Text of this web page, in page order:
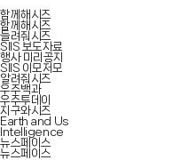
함께해시즈
함께해시즈
들려줘시즈
SIIS 보도자료
행사 미리공지
SIIS 이모저모
알려줘시즈
우주백과
우주투데이
지구와시즈
Earth and Us
Intelligence
뉴스페이스
뉴스페이스